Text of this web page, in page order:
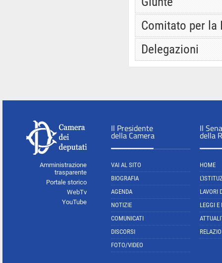
Comitato per la
Delegazioni
Amministrazione
trasparente
Portale storico
WebTv
YouTube
Il Presidente
della Camera
VAI AL SITO
BIOGRAFIA
AGENDA
NOTIZIE
COMUNICATI
DISCORSI
FOTO/VIDEO
Il
della
HOME
LAVORI
LEGGI E